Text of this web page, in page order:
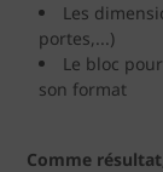
Les
portes,...)
Le bloc
son format
Comme